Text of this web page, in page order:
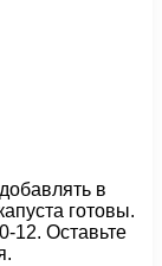
в
готовы.
12. Оставьте